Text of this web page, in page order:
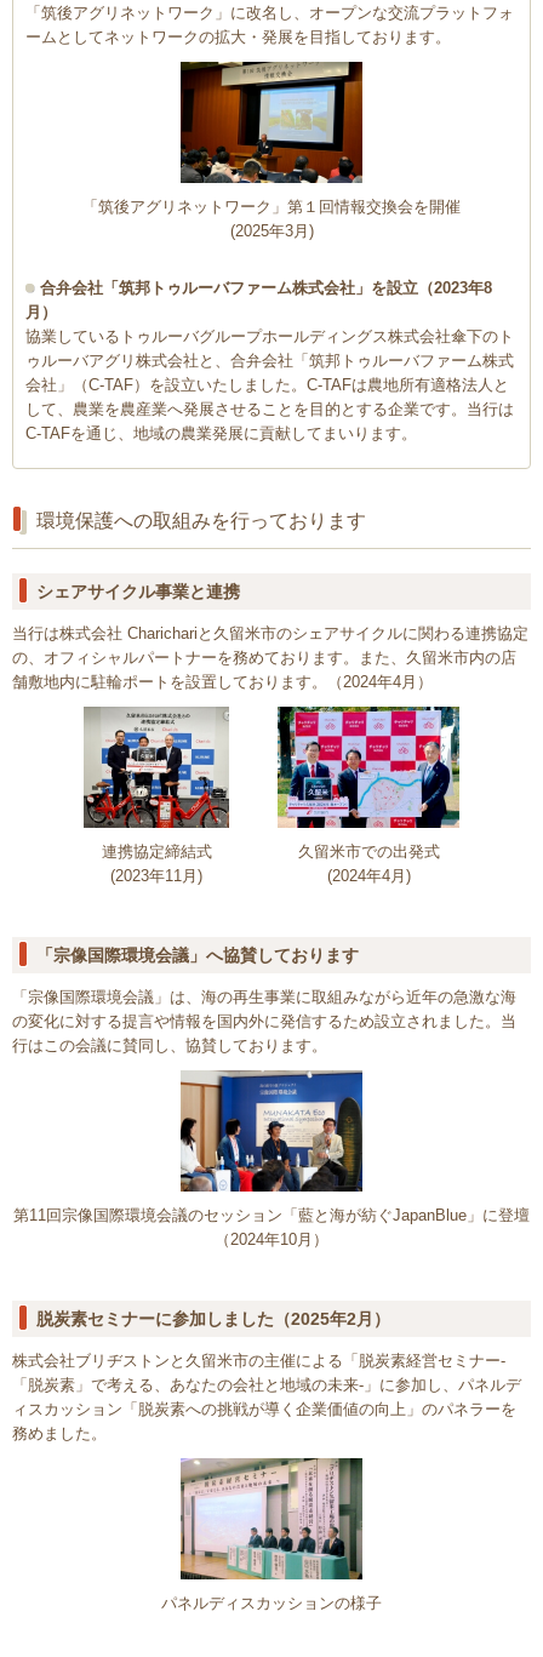
「筑後アグリネットワーク」に改名し、オープンな交流プラットフォ
ームとしてネットワークの拡大・発展を目指しております。
「筑後アグリネットワーク」第１回情報交換会を開催
(2025年3月)
合弁会社「筑邦トゥルーバファーム株式会社」を設立（2023年8
月）
協業しているトゥルーバグループホールディングス株式会社傘下のト
ゥルーバアグリ株式会社と、合弁会社「筑邦トゥルーバファーム株式
会社」（C-TAF）を設立いたしました。C-TAFは農地所有適格法人と
して、農業を農産業へ発展させることを目的とする企業です。当行は
C-TAFを通じ、地域の農業発展に貢献してまいります。
環境保護への取組みを行っております
シェアサイクル事業と連携
当行は株式会社 Charichariと久留米市のシェアサイクルに関わる連携協定
の、オフィシャルパートナーを務めております。また、久留米市内の店
舗敷地内に駐輪ポートを設置しております。（2024年4月）
連携協定締結式
(2023年11月)
久留米市での出発式
(2024年4月)
「宗像国際環境会議」へ協賛しております
「宗像国際環境会議」は、海の再生事業に取組みながら近年の急激な海
の変化に対する提言や情報を国内外に発信するため設立されました。当
行はこの会議に賛同し、協賛しております。
第11回宗像国際環境会議のセッション「藍と海が紡ぐJapanBlue」に登壇
（2024年10月）
脱炭素セミナーに参加しました（2025年2月）
株式会社ブリヂストンと久留米市の主催による「脱炭素経営セミナー‐
「脱炭素」で考える、あなたの会社と地域の未来‐」に参加し、パネルデ
ィスカッション「脱炭素への挑戦が導く企業価値の向上」のパネラーを
務めました。
パネルディスカッションの様子